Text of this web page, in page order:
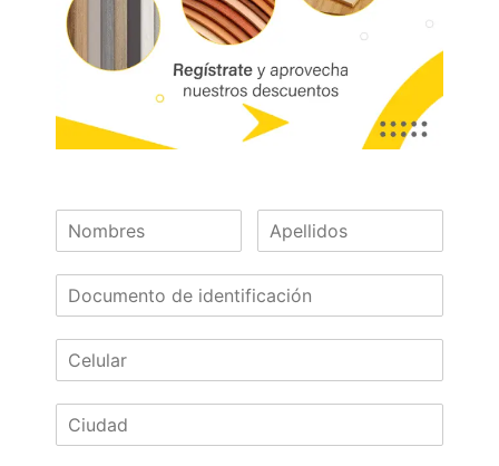
01284
Referencia:
0404149
Las imágenes mostradas son de referencia y los colores podrían variar
en físico. Los costos de envío son variables y serán asumidos por el
comprador. No incluye servicios como corte, cantos o enchape. Sólo
despachamos tableros en la zona urbana de las ciudades donde
Nuestras
Marcas